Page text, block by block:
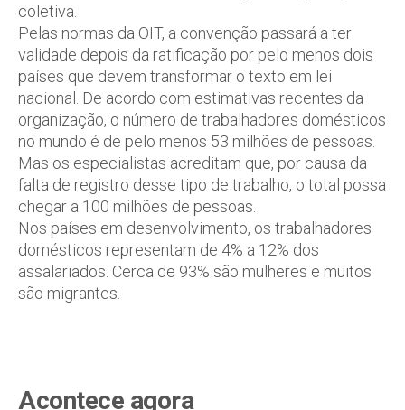
coletiva.
Pelas normas da OIT, a convenção passará a ter
validade depois da ratificação por pelo menos dois
países que devem transformar o texto em lei
nacional. De acordo com estimativas recentes da
organização, o número de trabalhadores domésticos
no mundo é de pelo menos 53 milhões de pessoas.
Mas os especialistas acreditam que, por causa da
falta de registro desse tipo de trabalho, o total possa
chegar a 100 milhões de pessoas.
Nos países em desenvolvimento, os trabalhadores
domésticos representam de 4% a 12% dos
assalariados. Cerca de 93% são mulheres e muitos
são migrantes.
Acontece agora